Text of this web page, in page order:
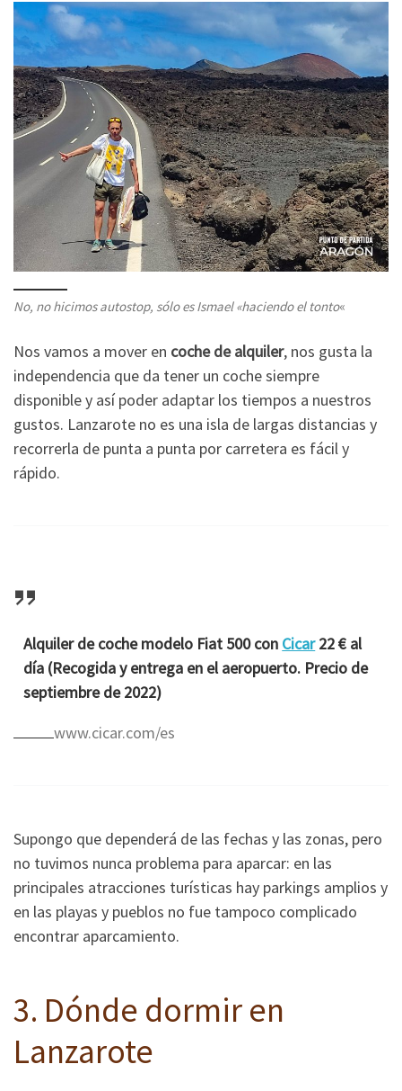
No, no hicimos autostop, sólo es Ismael «haciendo el tonto«
Nos vamos a mover en coche de alquiler, nos gusta la
independencia que da tener un coche siempre
disponible y así poder adaptar los tiempos a nuestros
gustos. Lanzarote no es una isla de largas distancias y
recorrerla de punta a punta por carretera es fácil y
rápido.
Alquiler de coche modelo Fiat 500 con Cicar22 € al
día (Recogida y entrega en el aeropuerto. Precio de
septiembre de 2022)
www.cicar.com/es
Supongo que dependerá de las fechas y las zonas, pero
no tuvimos nunca problema para aparcar: en las
principales atracciones turísticas hay parkings amplios y
en las playas y pueblos no fue tampoco complicado
encontrar aparcamiento.
3. Dónde dormir en
Lanzarote